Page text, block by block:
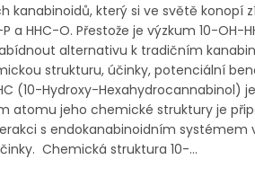
kanabinoidů, který si ve světě konopí
a HHC-O. Přestože je výzkum 10-
alternativu k tradičním
strukturu, účinky, potenciální
(10-Hydroxy-Hexahydrocannabinol)
atomu jeho chemické struktury je
s endokanabinoidním systémem
Chemická struktura 10-...